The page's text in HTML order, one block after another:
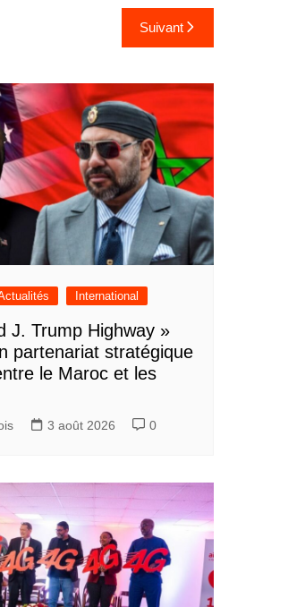
Suivant
International
J. Trump Highway »
partenariat stratégique
le Maroc et les
3 août 2026 0